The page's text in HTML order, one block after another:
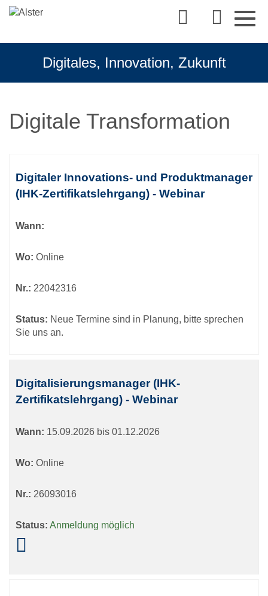
Digitales, Innovation, Zukunft
Digitale Transformation
Tabellenüberschriften
können
sortiert
Digitaler Innovations- und Produktmanager
(IHK-Zertifikatslehrgang) - Webinar
Wann:
Wo: Online
Nr.: 22042316
Status: Neue Termine sind in Planung, bitte sprechen
Sie uns an.
Digitalisierungsmanager (IHK-
Zertifikatslehrgang) - Webinar
Wann: 15.09.2026 bis 01.12.2026
Wo: Online
Nr.: 26093016
Status: Anmeldung möglich